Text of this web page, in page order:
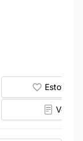
Estoy
Ver